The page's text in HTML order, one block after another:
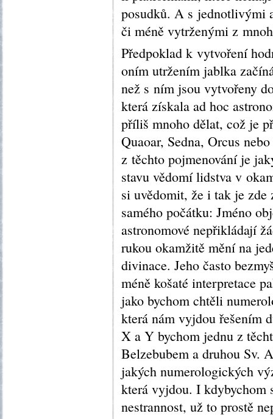
posudků. A s jednotlivými
či méně vytrženými z
Předpoklad k vytvoření
oním utržením jablka
než s ním jsou vytvořeny
která získala ad hoc
příliš mnoho dělat, což je
Quaoar, Sedna, Orcus
z těchto pojmenování je
stavu vědomí lidstva v
si uvědomit, že i tak je zde
samého počátku: Jméno
astronomové nepřikládají
rukou okamžitě mění na
divinace. Jeho často
méně košaté interpretace
jako bychom chtěli
která nám vyjdou řešením
X a Y bychom jednu z
Belzebubem a druhou Sv.
jakých numerologických
která vyjdou. I kdybychom
nestrannost, už to prostě